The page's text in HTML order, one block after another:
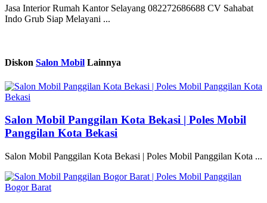
Jasa Interior Rumah Kantor Selayang 082272686688 CV Sahabat
Indo Grub Siap Melayani ...
Diskon Salon Mobil Lainnya
Salon Mobil Panggilan Kota Bekasi | Poles Mobil
Panggilan Kota Bekasi
Salon Mobil Panggilan Kota Bekasi | Poles Mobil Panggilan Kota ...